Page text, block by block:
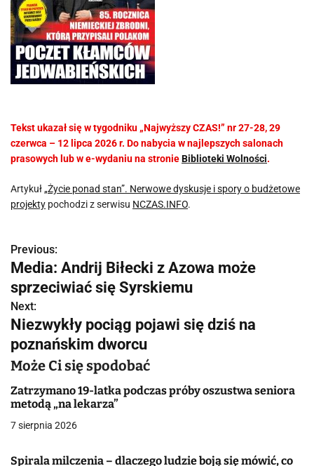
Tekst ukazał się w tygodniku „Najwyższy CZAS!” nr 27-28, 29
czerwca – 12 lipca 2026 r. Do nabycia w najlepszych salonach
prasowych lub w e-wydaniu na stronieBiblioteki Wolności.
Artykuł„Życie ponad stan”. Nerwowe dyskusje i spory o budżetowe
projekty pochodzi z serwisu NCZAS.INFO.
N
a
w
i
g
a
c
Previous:
Media: Andrij Biłecki z Azowa może
sprzeciwiać się Syrskiemu
Next:
Niezwykły pociąg pojawi się dziś na
poznańskim dworcu
Może Ci się spodobać
Zatrzymano 19-latka podczas próby oszustwa seniora
metodą „na lekarza”
7 sierpnia 2026
Spirala milczenia – dlaczego ludzie boją się mówić, co